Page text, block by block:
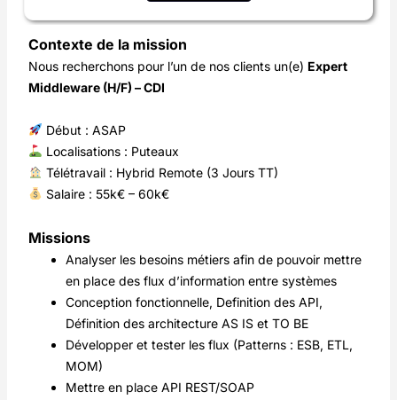
Contexte de la mission
Nous recherchons pour l’un de nos clients un(e) Expert
Middleware (H/F) – CDI
Début : ASAP
Localisations : Puteaux
Télétravail : Hybrid Remote (3 Jours TT)
Salaire : 55k€ – 60k€
Missions
Analyser les besoins métiers afin de pouvoir mettre
en place des flux d’information entre systèmes
Conception fonctionnelle, Definition des API,
Définition des architecture AS IS et TO BE
Développer et tester les flux (Patterns : ESB, ETL,
MOM)
Mettre en place API REST/SOAP